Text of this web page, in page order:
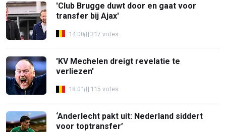
'Club Brugge duwt door en gaat voor
transfer bij Ajax'
14:00 317 votes
'KV Mechelen dreigt revelatie te
verliezen'
18:01 115 votes
‘Anderlecht pakt uit: Nederland siddert
voor toptransfer’